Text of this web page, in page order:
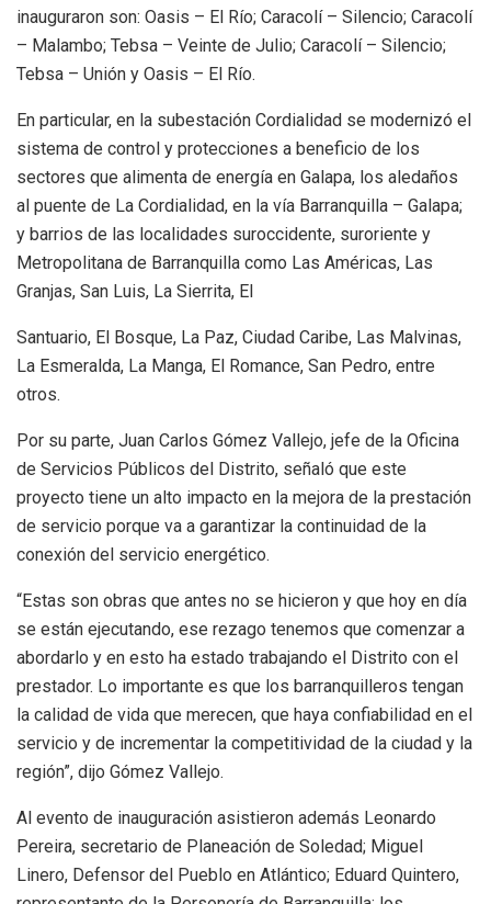
inauguraron son: Oasis – El Río; Caracolí – Silencio; Caracolí
– Malambo; Tebsa – Veinte de Julio; Caracolí – Silencio;
Tebsa – Unión y Oasis – El Río.
En particular, en la subestación Cordialidad se modernizó el
sistema de control y protecciones a beneficio de los
sectores que alimenta de energía en Galapa, los aledaños
al puente de La Cordialidad, en la vía Barranquilla – Galapa;
y barrios de las localidades suroccidente, suroriente y
Metropolitana de Barranquilla como Las Américas, Las
Granjas, San Luis, La Sierrita, El
Santuario, El Bosque, La Paz, Ciudad Caribe, Las Malvinas,
La Esmeralda, La Manga, El Romance, San Pedro, entre
otros.
Por su parte, Juan Carlos Gómez Vallejo, jefe de la Oficina
de Servicios Públicos del Distrito, señaló que este
proyecto tiene un alto impacto en la mejora de la prestación
de servicio porque va a garantizar la continuidad de la
conexión del servicio energético.
“Estas son obras que antes no se hicieron y que hoy en día
se están ejecutando, ese rezago tenemos que comenzar a
abordarlo y en esto ha estado trabajando el Distrito con el
prestador. Lo importante es que los barranquilleros tengan
la calidad de vida que merecen, que haya confiabilidad en el
servicio y de incrementar la competitividad de la ciudad y la
región”, dijo Gómez Vallejo.
Al evento de inauguración asistieron además Leonardo
Pereira, secretario de Planeación de Soledad; Miguel
Linero, Defensor del Pueblo en Atlántico; Eduard Quintero,